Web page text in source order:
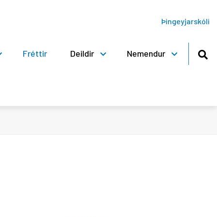
Fréttir Deildir Nemendur
Þingeyjarskóli